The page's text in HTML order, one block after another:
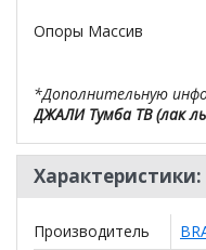
Опоры Массив
*Дополнительную
ДЖАЛИ Тумба ТВ (лак
**Цены на
действительны
могут отличаться от
салонах сети!
Характеристики:
Производитель